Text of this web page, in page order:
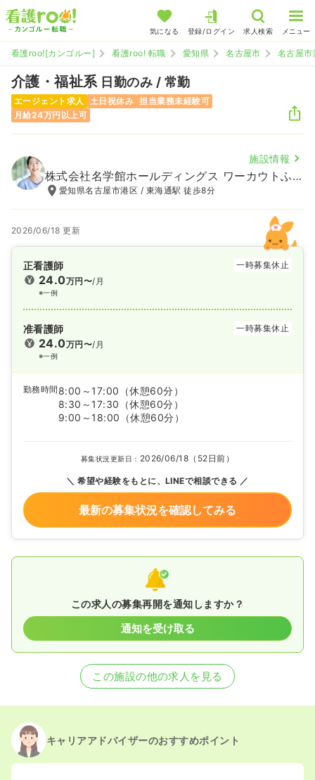
気になる 登録/ログイン 求人検索 メニュー
看護roo![カンゴルー] 看護roo! 転職 愛知県 名古屋市 名古屋市
介護・福祉系 日勤のみ / 常勤
エージェント求人 土日祝休み 担当業務未経験可
月給24万円以上可
施設情報
株式会社名学館ホールディングス ワーカウトふくろうテラス
愛知県名古屋市港区 / 東海通駅 徒歩8分
2026/06/18 更新
正看護師 一時募集休止
24.0万円〜/月
※一例
准看護師 一時募集休止
24.0万円〜/月
※一例
勤務時間 8:00～17:00
（休憩60分）
8:30～17:30
（休憩60分）
9:00～18:00
（休憩60分）
募集状況更新日： 2026/06/18（52日前）
希望や経験をもとに、LINEで相談できる
最新の募集状況を確認してみる
この求人の募集再開を通知しますか？
通知を受け取る
この施設の他の求人を見る
キャリアアドバイザーのおすすめポイント